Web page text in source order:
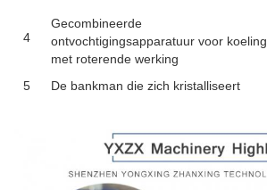
4
Gecombineerde
ontvochtigingsapparatuur voor koeling
met roterende werking
5 De bankman die zich kristalliseert